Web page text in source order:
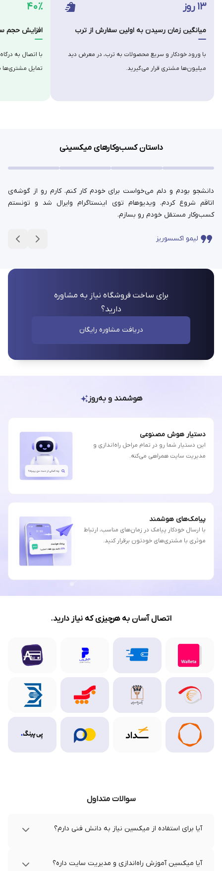
۴۰٪
افزایش حجم
با اتصال به
تمایل
۱۳ روز
میانگین زمان رسیدن به اولین سفارش از ترب
با ورود خودکار و سریع محصولات به ترب، در معرض دید
میلیون‌ها مشتری قرار می‌گیرید.
داستان کسب‌وکارهای میکسینی
دانشجو بودم و دلم می‌خواست برای خودم کار کنم. کارم رو از گوشه‌ی
اتاقم شروع کردم. ویدیوهام توی اینستاگرام وایرال شد و تونستم
کسب‌وکار مستقل خودم رو بسازم.
لیمو اکسسوریز
برای ساخت فروشگاه نیاز به مشاوره
دارید؟
دریافت مشاوره رایگان
هوشمند و به‌روز
دستیار هوش مصنوعی
این دستیار شما رو در تمام مراحل راه‌اندازی و
مدیریت سایت همراهی می‌کنه.
پیامک‌های هوشمند
با ارسال خودکار پیامک در زمان‌های مناسب، ارتباط
موثری با مشتری‌های خودتون برقرار کنید.
اتصال آسان به هرچیزی که نیاز دارید.
سوالات متداول
آیا برای استفاده از میکسین نیاز به دانش فنی دارم؟
آیا میکسین آموزش راه‌اندازی و مدیریت سایت داره؟